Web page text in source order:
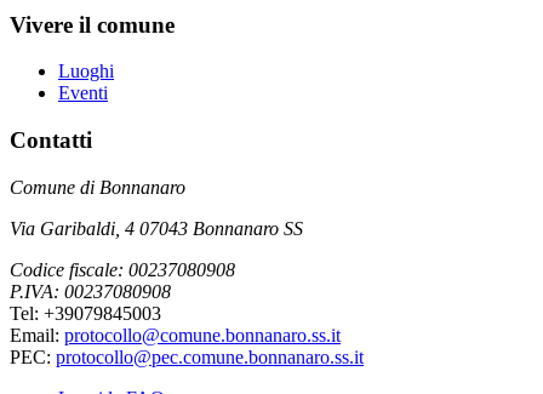
Vivere il comune
Luoghi
Eventi
Contatti
Comune di Bonnanaro
Via Garibaldi, 4 07043 Bonnanaro SS
Codice fiscale: 00237080908
P.IVA: 00237080908
Tel: +39079845003
Email: protocollo@comune.bonnanaro.ss.it
PEC: protocollo@pec.comune.bonnanaro.ss.it